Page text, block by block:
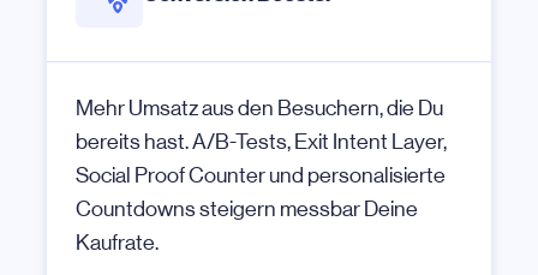
Mehr Umsatz aus den Besuchern, die Du
bereits hast. A/B-Tests, Exit Intent Layer,
Social Proof Counter und personalisierte
Countdowns steigern messbar Deine
Kaufrate.